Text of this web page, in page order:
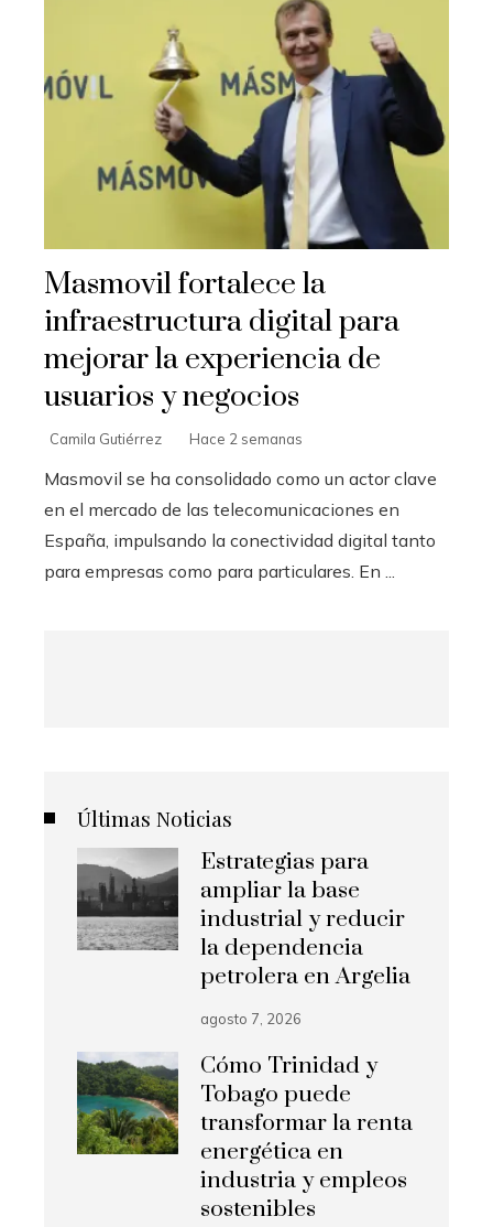
Masmovil fortalece la
infraestructura digital para
mejorar la experiencia de
usuarios y negocios
Camila Gutiérrez Hace 2 semanas
Masmovil se ha consolidado como un actor clave
en el mercado de las telecomunicaciones en
España, impulsando la conectividad digital tanto
para empresas como para particulares. En ...
Últimas Noticias
Estrategias para
ampliar la base
industrial y reducir
la dependencia
petrolera en Argelia
agosto 7, 2026
Cómo Trinidad y
Tobago puede
transformar la renta
energética en
industria y empleos
sostenibles